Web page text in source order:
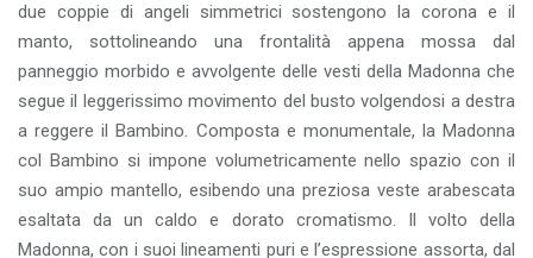
due coppie di angeli simmetrici sostengono la corona e il
manto, sottolineando una frontalità appena mossa dal
panneggio morbido e avvolgente delle vesti della Madonna che
segue il leggerissimo movimento del busto volgendosi a destra
a reggere il Bambino. Composta e monumentale, la Madonna
col Bambino si impone volumetricamente nello spazio con il
suo ampio mantello, esibendo una preziosa veste arabescata
esaltata da un caldo e dorato cromatismo. Il volto della
Madonna, con i suoi lineamenti puri e l’espressione assorta, dal